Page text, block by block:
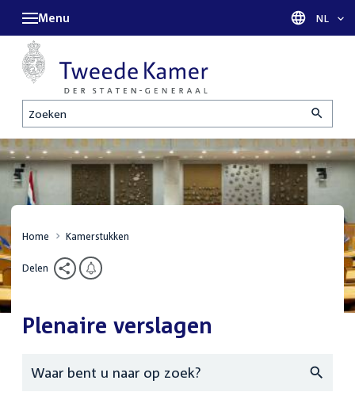
Zoeken
Menu Taal
NL
Home Kamerstukken
Delen
Plenaire verslagen
Zoeken